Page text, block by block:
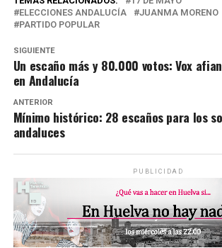
ELECCIONES ANDALUCÍA
JUANMA MORENO
PARTIDO POPULAR
SIGUIENTE
Un escaño más y 80.000 votos: Vox
en Andalucía
ANTERIOR
Mínimo histórico: 28 escaños para los
andaluces
PUBLICIDAD